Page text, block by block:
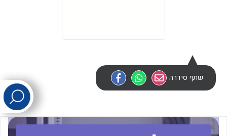
לכל מוצרי היצרן לכל מוצרי היצרן
שתף סידרה